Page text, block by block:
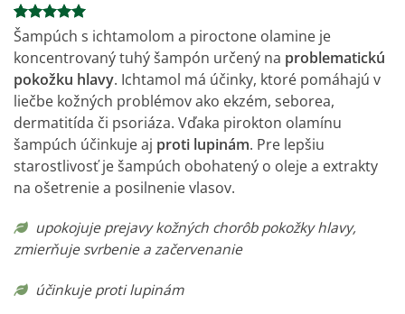
Hodnotenie
z 5 na
základe
5
zákazníckych
recenzií
Šampúch s ichtamolom a piroctone olamine je
koncentrovaný tuhý šampón určený na problematickú
pokožku hlavy. Ichtamol má účinky, ktoré pomáhajú v
liečbe kožných problémov ako ekzém, seborea,
dermatitída či psoriáza. Vďaka pirokton olamínu
šampúch účinkuje aj proti lupinám. Pre lepšiu
starostlivosť je šampúch obohatený o oleje a extrakty
na ošetrenie a posilnenie vlasov.
upokojuje prejavy kožných chorôb pokožky hlavy,
zmierňuje svrbenie a začervenanie
účinkuje proti lupinám